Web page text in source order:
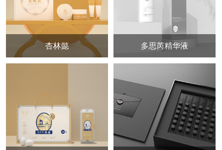
杏林懿 多思芮精华液